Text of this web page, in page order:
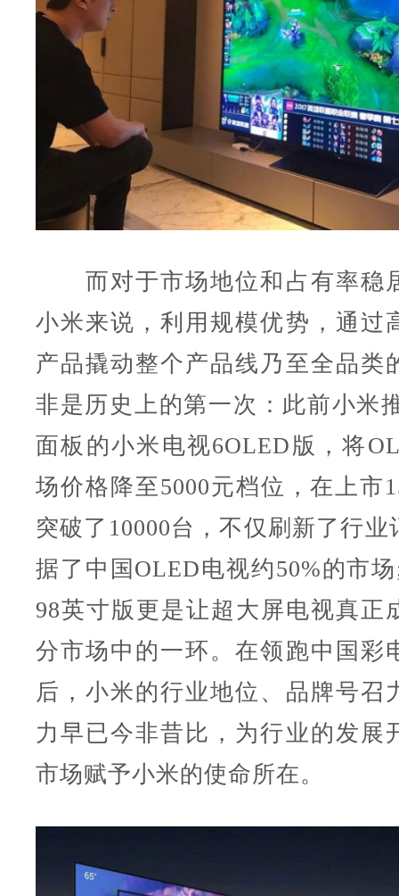
而对于市场地位和占有率稳
小米来说，利用规模优势，通过
产品撬动整个产品线乃至全品类
非是历史上的第一次：此前小米
面板的小米电视6OLED版，将
场价格降至5000元档位，在上市
突破了10000台，不仅刷新了行业
据了中国OLED电视约50%的市
98英寸版更是让超大屏电视真正
分市场中的一环。在领跑中国彩
后，小米的行业地位、品牌号召
力早已今非昔比，为行业的发展
市场赋予小米的使命所在。